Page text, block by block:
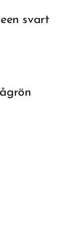
svart